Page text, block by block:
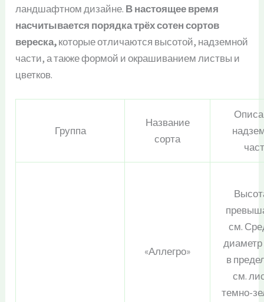
ландшафтном дизайне. В настоящее время
насчитывается порядка трёх сотен сортов
вереска,которые отличаются высотой, надземной
части, а также формой и окрашиванием листвы и
цветков.
Группа
Название
сорта
«Аллегро»
см.
диаметр
в
см.
темно-